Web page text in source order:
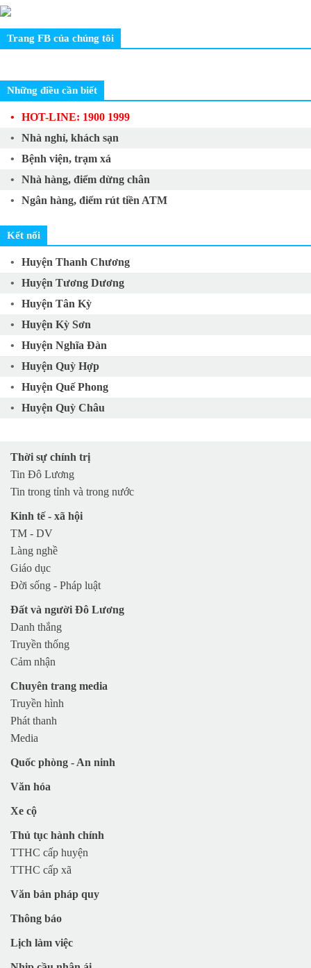
Trang FB của chúng tôi
Những điều cần biết
HOT-LINE: 1900 1999
Nhà nghỉ, khách sạn
Bệnh viện, trạm xá
Nhà hàng, điểm dừng chân
Ngân hàng, điểm rút tiền ATM
Kết nối
Huyện Thanh Chương
Huyện Tương Dương
Huyện Tân Kỳ
Huyện Kỳ Sơn
Huyện Nghĩa Đàn
Huyện Quỳ Hợp
Huyện Quế Phong
Huyện Quỳ Châu
Huyện Yên Thành
Huyện Anh Sơn
Huyện Diễn Châu
TP Vinh
TX Cửa Lò
TX Hoàng Mai
TX Thái Hòa
Huyện Nghi Lộc
Huyện Hưng Nguyên
Huyện Con Cuông
Thời sự chính trị
Tin Đô Lương
Tin trong tỉnh và trong nước
Kinh tế - xã hội
TM - DV
Làng nghề
Giáo dục
Đời sống - Pháp luật
Đất và người Đô Lương
Danh thắng
Truyền thống
Cảm nhận
Chuyên trang media
Truyền hình
Phát thanh
Media
Quốc phòng - An ninh
Văn hóa
Xe cộ
Thủ tục hành chính
TTHC cấp huyện
TTHC cấp xã
Văn bản pháp quy
Thông báo
Lịch làm việc